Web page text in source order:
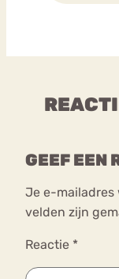
GEEF EEN
Je e-mailadres
velden zijn
Reactie *